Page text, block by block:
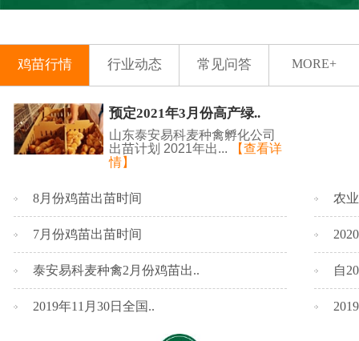
MORE+
鸡苗行情 行业动态 常见问答
预定2021年3月份高产绿..
山东泰安易科麦种禽孵化公司
出苗计划 2021年出...
【查看详
情】
8月份鸡苗出苗时间
7月份鸡苗出苗时间
泰安易科麦种禽2月份鸡苗出..
2019年11月30日全国..
农
自